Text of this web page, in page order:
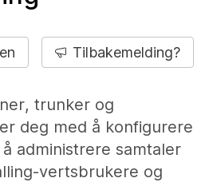
Tilbakemelding?
trunker og
deg med å konfigurere
administrere samtaler
vertsbrukere og